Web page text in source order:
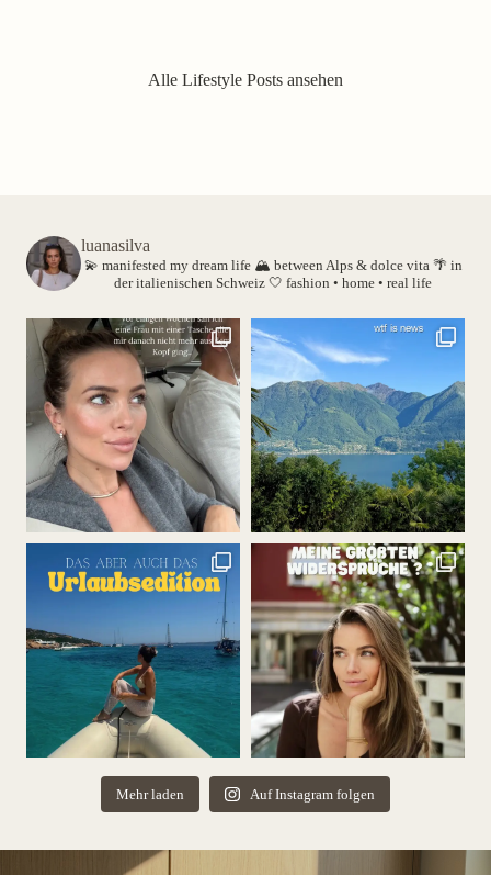
Alle Lifestyle Posts ansehen
luanasilva
💫 manifested my dream life 🏔️ between Alps & dolce vita 🌴 in
der italienischen Schweiz 🤍 fashion • home • real life
Mehr laden Auf Instagram folgen